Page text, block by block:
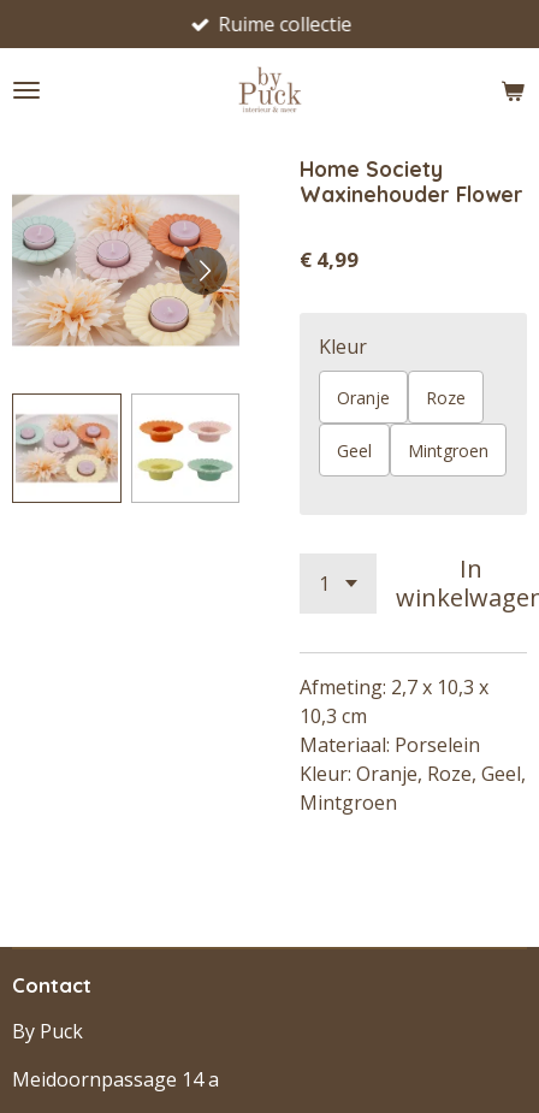
direct
naar
Ruime collectie
Home Society
Waxinehouder Flower
€ 4,99
Kleur
Oranje Roze
Geel Mintgroen
In
Afmeting: 2,7 x 10,3 x
10,3 cm
Materiaal: Porselein
Kleur: Oranje, Roze, Geel,
Mintgroen
Contact
By Puck
Meidoornpassage 14 a